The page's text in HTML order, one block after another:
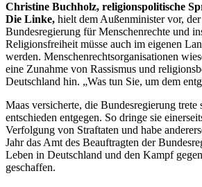
Christine Buchholz, religionspolitische
Die Linke, hielt dem Außenminister vor,
Bundesregierung für Menschenrechte und
Religionsfreiheit müsse auch im eigenen
werden. Menschenrechtsorganisationen
eine Zunahme von Rassismus und
Deutschland hin. „Was tun Sie, um dem
Maas versicherte, die Bundesregierung
entschieden entgegen. So dringe sie
Verfolgung von Straftaten und habe
Jahr das Amt des Beauftragten der
Leben in Deutschland und den Kampf
geschaffen.